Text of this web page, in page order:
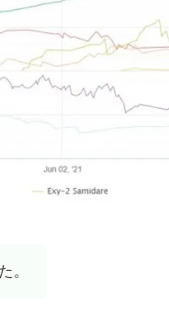
。